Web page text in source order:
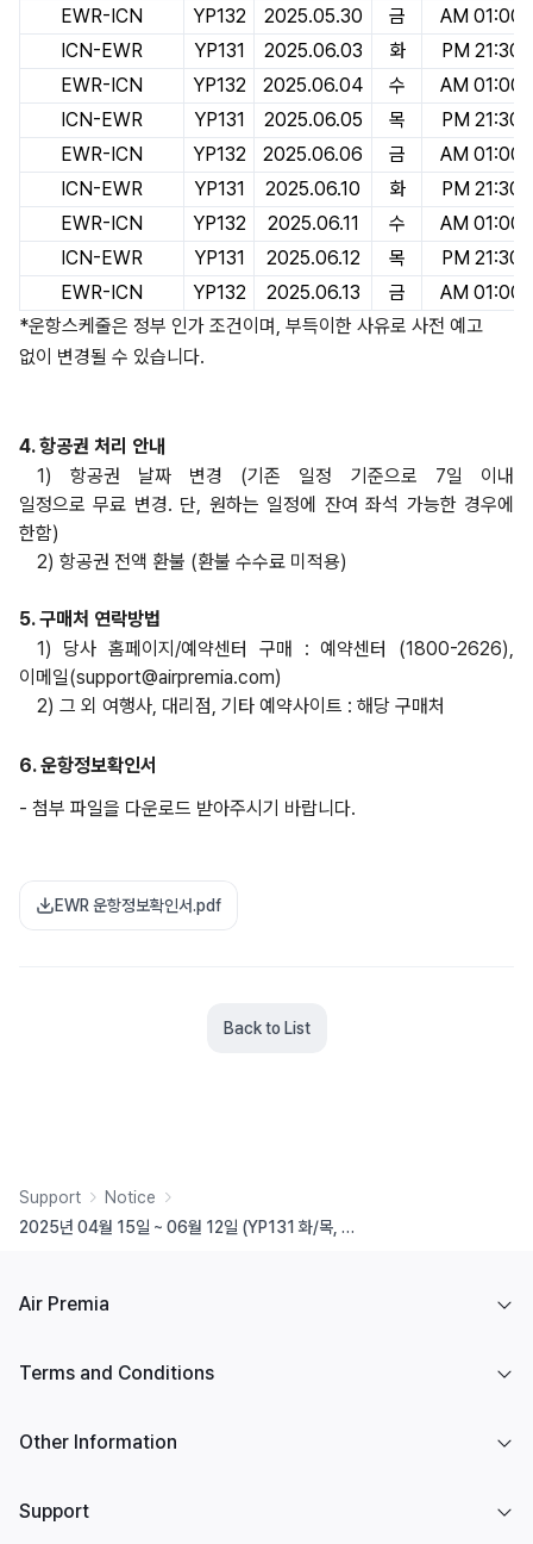
EWR-ICN
YP132 2025.05.30 금
AM 01:00
ICN-EWR
YP131 2025.06.03 화
PM 21:30
EWR-ICN
YP132 2025.06.04 수
AM 01:00
ICN-EWR
YP131 2025.06.05 목
PM 21:30
EWR-ICN
YP132 2025.06.06 금
AM 01:00
ICN-EWR
YP131 2025.06.10 화
PM 21:30
EWR-ICN
YP132 2025.06.11 수
AM 01:00
ICN-EWR
YP131 2025.06.12 목
PM 21:30
EWR-ICN
YP132 2025.06.13 금
AM 01:00
*운항스케줄은 정부 인가 조건이며, 부득이한 사유로 사전 예고
없이 변경될 수 있습니다.
4.항공권 처리 안내
1) 항공권 날짜 변경 (기존 일정 기준으로 7일 이내
일정으로 무료 변경. 단, 원하는 일정에 잔여 좌석 가능한 경우에
한함)
2) 항공권 전액 환불 (환불 수수료 미적용)
5. 구매처 연락방법
1) 당사 홈페이지/예약센터 구매 : 예약센터 (1800-2626),
이메일(support@airpremia.com)
2) 그 외 여행사, 대리점, 기타 예약사이트 : 해당 구매처
6. 운항정보확인서
- 첨부 파일을 다운로드 받아주시기 바랍니다.
EWR 운항정보확인서.pdf
Back to List
Support
Notice
2025년 04월 15일 ~ 06월 12일 (YP131 화/목, YP132 수/금) EWR 스케줄 변경
Air Premia
Terms and Conditions
Other Information
Support